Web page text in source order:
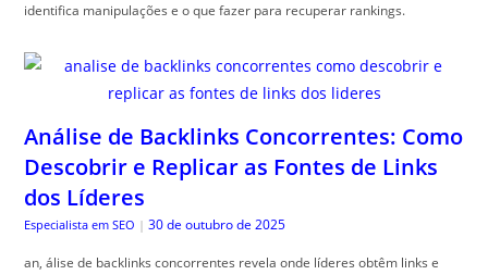
identifica manipulações e o que fazer para recuperar rankings.
Análise de Backlinks Concorrentes: Como
Descobrir e Replicar as Fontes de Links
dos Líderes
Especialista em SEO | 30 de outubro de 2025
an, álise de backlinks concorrentes revela onde líderes obtêm links e